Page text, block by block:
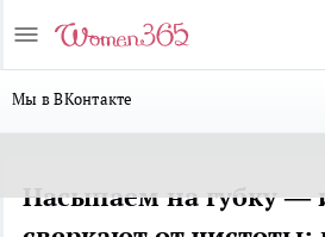
Мы в ВКонтакте
Насыпаем на губку —